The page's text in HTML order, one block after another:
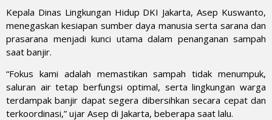
Kepala Dinas Lingkungan Hidup DKI Jakarta, Asep Kuswanto,
menegaskan kesiapan sumber daya manusia serta sarana dan
prasarana menjadi kunci utama dalam penanganan sampah
saat banjir.
“Fokus kami adalah memastikan sampah tidak menumpuk,
saluran air tetap berfungsi optimal, serta lingkungan warga
terdampak banjir dapat segera dibersihkan secara cepat dan
terkoordinasi,” ujar Asep di Jakarta, beberapa saat lalu.